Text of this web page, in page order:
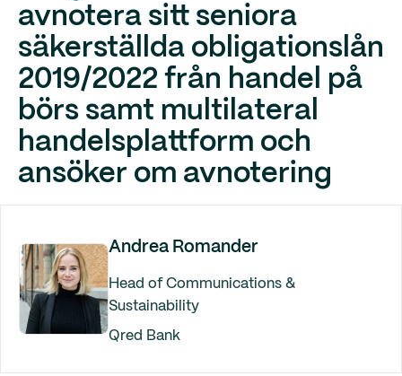
avnotera sitt seniora
säkerställda obligationslån
2019/2022 från handel på
börs samt multilateral
handelsplattform och
ansöker om avnotering
Andrea Romander
Head of Communications &
Sustainability
Qred Bank